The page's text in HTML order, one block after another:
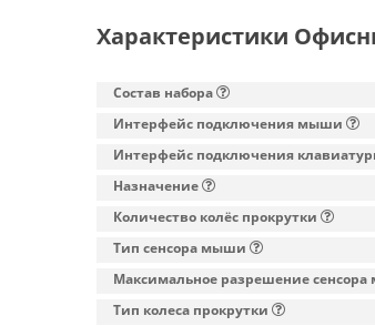
Характеристики
Состав набора
Интерфейс подключения мыши
Интерфейс подключения
Назначение
Количество колёс прокрутки
Тип сенсора мыши
Максимальное разрешение
Тип колеса прокрутки